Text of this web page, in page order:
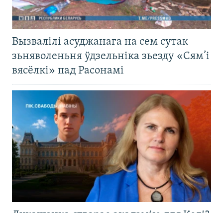
Вызвалілі асуджанага на сем сутак
зьняволеньня ўдзельніка зьезду «Сям’і
вясёлкі» пад Расонамі